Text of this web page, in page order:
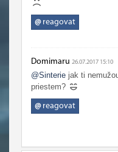
@reagovat
Domimaru 26.07.2017 15:10
@Sinterie jak ti
priestem?
@reagovat